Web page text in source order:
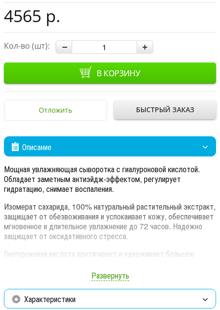
4565 р.
Кол-во (шт):
В КОРЗИНУ
Отложить БЫСТРЫЙ ЗАКАЗ
Описание
Мощная увлажняющая сыворотка с гиалуроновой кислотой.
Обладает заметным антиэйдж-эффектом, регулирует
гидратацию, снимает воспаления.
Изомерат сахарида, 100% натуральный растительный экстракт,
защищает от обезвоживания и успокаивает кожу, обеспечивает
мгновенное и длительное увлажнение до 72 часов. Надежно
защищает от оксидативного стресса.
Гиалуроновая кислота притягивает и удерживает большое
и упругости кожи. Экстракты гамамелиса и лакрицы уменьшают
воспаление, устраняют дискомфорт и раздражения, снижают
реактивность кожи. Способствуют заживлению повреждений.
Развернуть
Характеристики